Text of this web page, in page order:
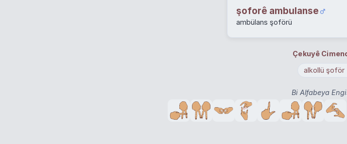
şoforê ambulanse
ambülans şoförü
Çekuyê
alkollü şoför
Bi Alfabeya